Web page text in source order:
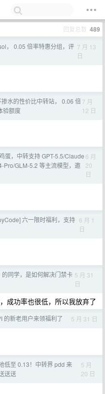
回复总数 489
， 0.05 倍率特惠分组，评 7 月 13
日
水的性价比中转站， 0.06 倍
验额度
7 月
12 日
蛋，中转支持 GPT-5.5/Claude
Pro/GLM-5.2 等主流模型，邀
6 月
20
日
六一限时福利，支持 6 月 1
日
同学，是如何解决门禁卡 5 月 31
日
成功率也很低，所以我放弃了
的新老用户来领福利了 5 月 31 日
低至 0.13！中转界 pdd 来
送送
5 月
20 日